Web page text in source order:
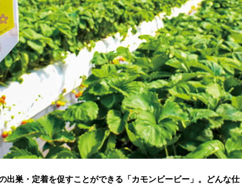
出巣・定着を促すことができる「カモンビービー」。どんな仕